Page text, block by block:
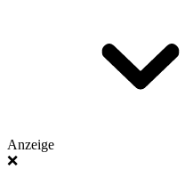
Anzeige
❌